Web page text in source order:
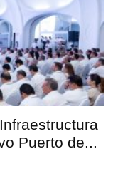
Puerto de...